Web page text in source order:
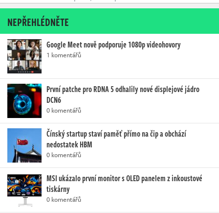
NEPŘEHLÉDNĚTE
Google Meet nově podporuje 1080p videohovory
1 komentářů
První patche pro RDNA 5 odhalily nové displejové jádro
DCN6
0 komentářů
Čínský startup staví paměť přímo na čip a obchází
nedostatek HBM
0 komentářů
MSI ukázalo první monitor s OLED panelem z inkoustové
tiskárny
0 komentářů